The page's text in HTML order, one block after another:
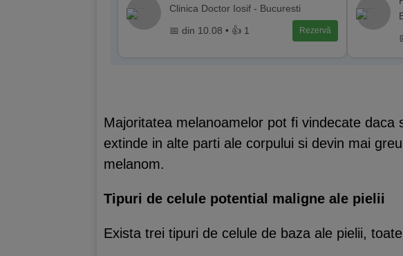
Clinica Doctor Iosif - Bucuresti
📅 din 10.08 • 👍 1 Rezervă
Majoritatea melanoamelor pot fi vindecate
extinde in alte parti ale corpului si devin mai
melanom.
Tipuri de celule potential maligne ale pielii
Exista trei tipuri de celule de baza ale pielii,